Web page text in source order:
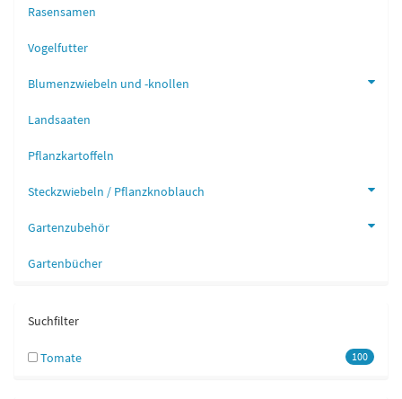
Rasensamen
Vogelfutter
Blumenzwiebeln und -knollen
Landsaaten
Pflanzkartoffeln
Steckzwiebeln / Pflanzknoblauch
Gartenzubehör
Gartenbücher
Suchfilter
100
Tomate